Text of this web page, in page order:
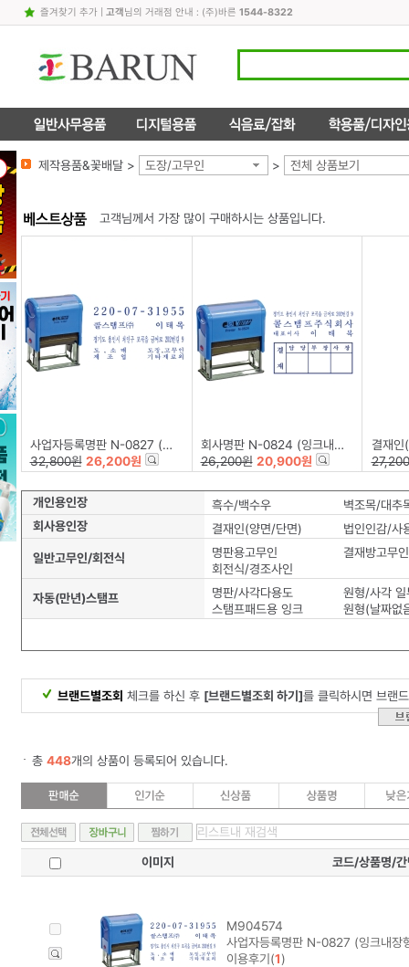
즐겨찾기 추가| 고객님의 거래점 안내 : (주)바른 1544-8322
제작용품&꽃배달 > 도장/고무인 > 전체 상품보기
고객님께서 가장 많이 구매하시는 상품입니다.
사업자등록명판 N-0827 (잉크내장형고무인/50x30mm)
32,800원 26,200원
회사명판 N-0824 (잉크내장형고무인/58x22mm)
26,200원 20,900원
결재인(잉
개인용인장 흑수/백수우
벽조목/대추
회사용인장
결재인(양면/단면)
법인인감/사
일반고무인/회전식
명판용고무인
결재방고무인
회전식/경조사인
자동(만년)스탬프
명판/사각다용도
스탬프패드용 잉크
원형(날짜없
브랜드별조회 체크를 하신 후 [브랜드별조회 하기]를 클릭하시면 브랜
총 448개의 상품이 등록되어 있습니다.
이미지 코드/상품명/간
M904574
사업자등록명판 N-0827 (잉크내
이용후기(1)